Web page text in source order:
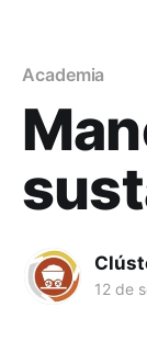
Academia
12 de